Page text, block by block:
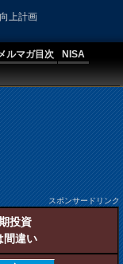
上計画
ルマガ目次
NISA
スポンサードリンク
投資
間違い